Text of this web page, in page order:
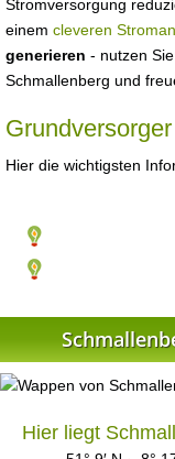
Stromversorgung
einem cleveren
generieren - nutzen
Schmallenberg und
Hier die wichtigsten
Hier liegt